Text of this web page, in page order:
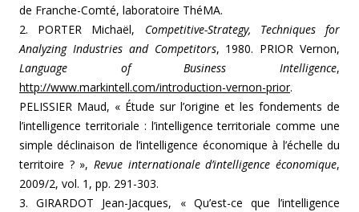
de Franche-Comté, laboratoire ThéMA.
2. PORTER Michaël, Competitive-Strategy, Techniques for
Analyzing Industries and Competitors, 1980. PRIOR Vernon,
Language of Business Intelligence,
http://www.markintell.com/introduction-vernon-prior.
PELISSIER Maud, « Étude sur l’origine et les fondements de
l’intelligence territoriale : l’intelligence territoriale comme une
simple déclinaison de l’intelligence économique à l’échelle du
territoire ? », Revue internationale d’intelligence économique,
2009/2, vol. 1, pp. 291-303.
3. GIRARDOT Jean-Jacques, « Qu’est-ce que l’intelligence